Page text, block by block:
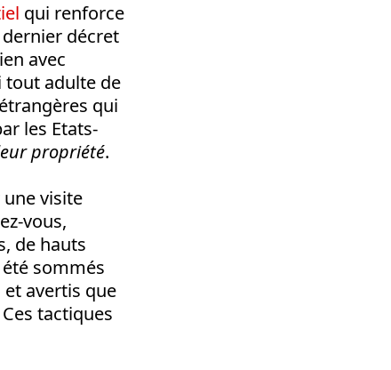
qui renforce
dernier décret
avec
tout adulte de
qui
les Etats-
propriété.
une visite
vous,
de hauts
sommés
et avertis que
Ces tactiques